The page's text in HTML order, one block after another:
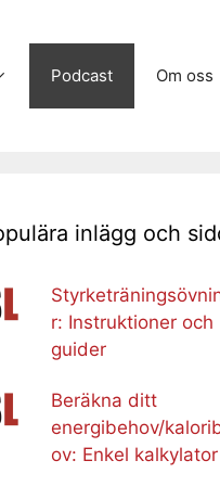
Podcast Om oss
inlägg och
r: Instruktioner och
guider
Beräkna ditt
energibehov/
ov: Enkel kalkylator